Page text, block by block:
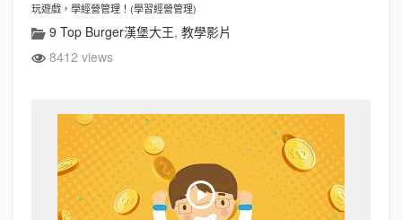
玩遊戲，學經營管理！(學習經營管理)
9 Top Burger漢堡大王, 教學影片
8412 views